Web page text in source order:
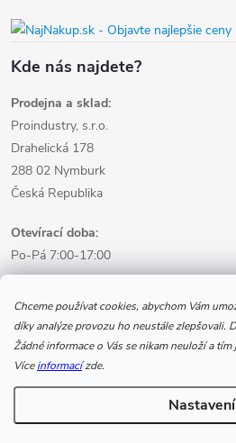
Chceme používat cookies, abychom Vám
díky analýze provozu ho neustále zlepšovali.
Žádné informace o Vás se nikam neuloží a
Víceinformacízde.
Nastavení
Kde nás najdete?
Prodejna a sklad:
Proindustry, s.r.o.
Drahelická 178
288 02 Nymburk
Česká Republika
Otevírací doba:
Po-Pá 7:00-17:00
Informace pro nákup
Informace pro Vás
Copyright 2026www.svarecikukla.cz |